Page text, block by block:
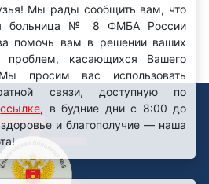
Мы рады сообщить вам, что
больница № 8 ФМБА России
помочь вам в решении ваших
проблем, касающихся Вашего
просим вас использовать
связи, доступную по
ссылке, в будние дни с 8:00 до
и благополучие — наша